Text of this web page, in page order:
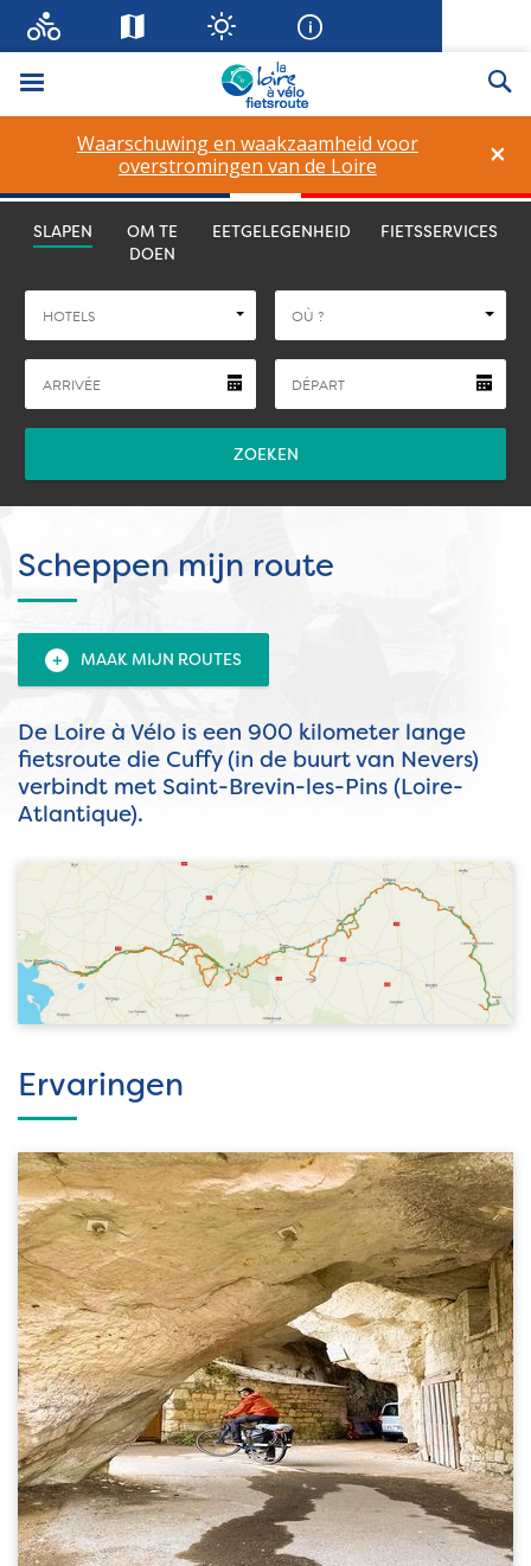
Menu
×
Waarschuwing en waakzaamheid voor
overstromingen van de Loire
La Loire à Vélo
SLAPEN
OM TE
DOEN
EETGELEGENHEID FIETSSERVICES
HOTELS OÙ ?
ZOEKEN
Scheppen mijn route
+ MAAK MIJN ROUTES
De Loire à Vélo is een 900 kilometer lange
fietsroute die Cuffy (in de buurt van Nevers)
verbindt met Saint-Brevin-les-Pins (Loire-
Atlantique).
Ervaringen